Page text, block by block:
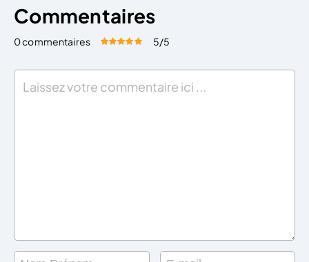
Commentaires
0 commentaires Évaluez cet article:
5/5